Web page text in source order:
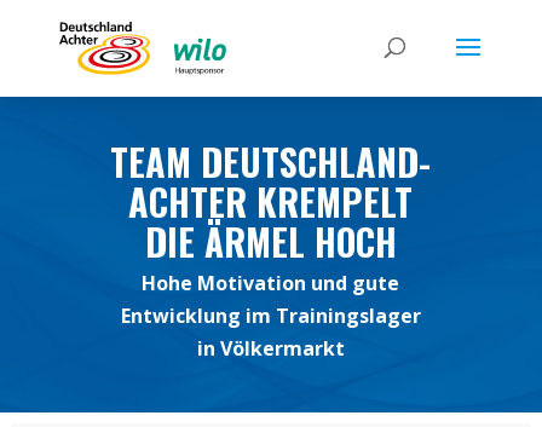
TEAM DEUTSCHLAND-
ACHTER KREMPELT
DIE ÄRMEL HOCH
Hohe Motivation und gute
Entwicklung im Trainingslager
in Völkermarkt